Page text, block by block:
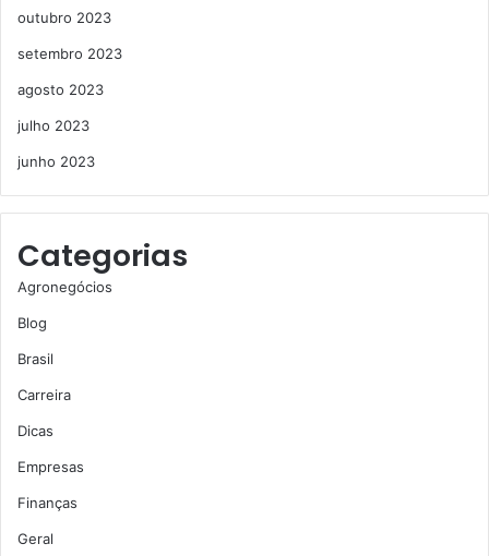
outubro 2023
setembro 2023
agosto 2023
julho 2023
junho 2023
Categorias
Agronegócios
Blog
Brasil
Carreira
Dicas
Empresas
Finanças
Geral